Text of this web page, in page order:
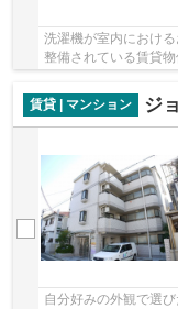
洗濯機が室内におけ
整備されている賃貸
賃貸 | マンション
ジ
自分好みの外観で選